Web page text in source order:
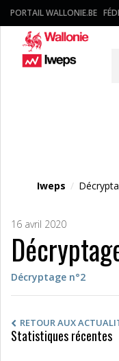
PORTAIL WALLONIE.BE
Iweps /
16 avril 2020
Décryptage n°2
RETOUR AUX
Statistiques récentes